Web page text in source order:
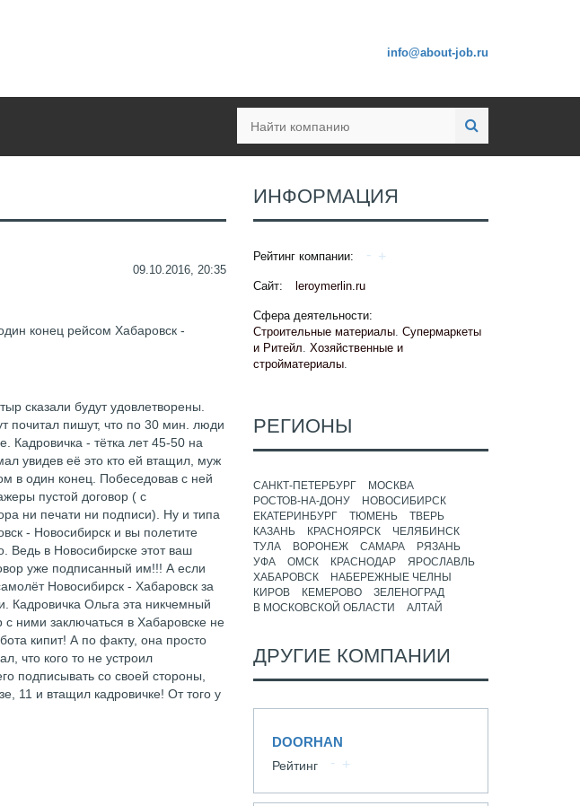
info@about-job.ru
09.10.2016, 20:35
конец рейсом Хабаровск -
сказали будут удовлетворены.
почитал пишут, что по 30 мин. люди
Кадровичка - тётка лет 45-50 на
увидев её это кто ей втащил, муж
в один конец. Побеседовав с ней
пустой договор ( с
ни печати ни подписи). Ну и типа
- Новосибирск и вы полетите
Ведь в Новосибирске этот ваш
уже подписанный им!!! А если
Новосибирск - Хабаровск за
Кадровичка Ольга эта никчемный
ними заключаться в Хабаровске не
кипит! А по факту, она просто
что кого то не устроил
подписывать со своей стороны,
11 и втащил кадровичке! От того у
ИНФОРМАЦИЯ
Рейтинг компании:
Сайт: leroymerlin.ru
Сфера деятельности:
Строительные материалы. Супермаркеты
и Ритейл. Хозяйственные и
стройматериалы.
РЕГИОНЫ
САНКТ-ПЕТЕРБУРГ
МОСКВА
РОСТОВ-НА-ДОНУ
НОВОСИБИРСК
ЕКАТЕРИНБУРГ
ТЮМЕНЬ
ТВЕРЬ
КАЗАНЬ
КРАСНОЯРСК
ЧЕЛЯБИНСК
ТУЛА
ВОРОНЕЖ САМАРА
РЯЗАНЬ
УФА
ОМСК КРАСНОДАР
ЯРОСЛАВЛЬ
ХАБАРОВСК
НАБЕРЕЖНЫЕ ЧЕЛНЫ
КИРОВ
КЕМЕРОВО
ЗЕЛЕНОГРАД
В МОСКОВСКОЙ ОБЛАСТИ
АЛТАЙ
ДРУГИЕ КОМПАНИИ
DOORHAN
Рейтинг